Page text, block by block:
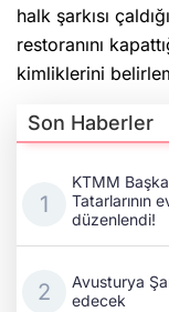
halk şarkısı
restoranını
kimliklerini
Son Haberler
KTMM
Tatarlarının
düzenlendi!
Avusturya
edecek